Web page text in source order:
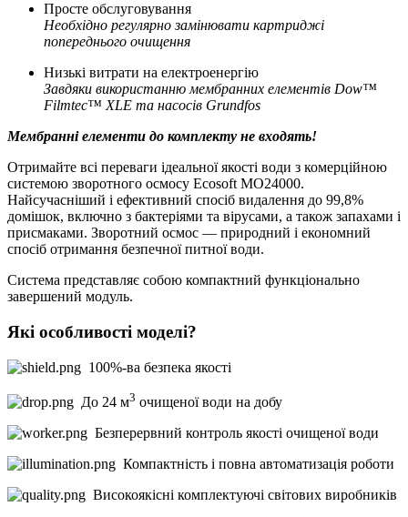
Просте обслуговування
Необхідно регулярно замінювати картриджі
попереднього очищення
Низькі витрати на електроенергію
Завдяки використанню мембранних елементів Dow™
Filmtec™ XLE та насосів Grundfos
Мембранні елементи до комплекту не входять!
Отримайте всі переваги ідеальної якості води з комерційною
системою зворотного осмосу Ecosoft MO24000.
Найсучасніший і ефективний спосіб видалення до 99,8%
домішок, включно з бактеріями та вірусами, а також запахами і
присмаками. Зворотний осмос — природний і економний
спосіб отримання безпечної питної води.
Система представляє собою компактний функціонально
завершений модуль.
Які особливості моделі?
100%-ва безпека якості
До 24 м3 очищеної води на добу
Безперервний контроль якості очищеної води
Компактність і повна автоматизація роботи
Високоякісні комплектуючі світових виробників